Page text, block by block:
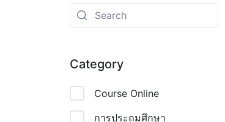
Category
Course Online
การประถมศึกษา